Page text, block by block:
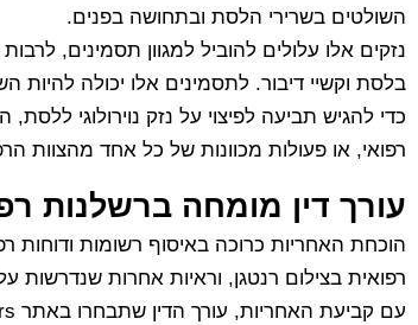
השולטים בשרירי הלסת ובתחושה בפנים.
נזקים אלו עלולים להוביל למגוון תסמינים,
בלסת וקשיי דיבור. לתסמינים אלו יכולה להיות
כדי להגיש תביעה לפיצוי על נזק נוירולוגי
רפואי, או פעולות מכוונות של כל אחד מהצוות
עורך דין מומחה ברשלנות
הוכחת האחריות כרוכה באיסוף רשומות ודוחות
רפואית בצילום רנטגן, וראיות אחרות